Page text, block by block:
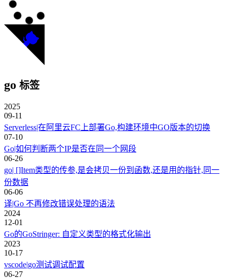
go 标签
2025
09-11
Serverless|在阿里云FC上部署Go,构建环境中GO版本的切换
07-10
Go|如何判断两个IP是否在同一个网段
06-26
go| []Item类型的传参,是会拷贝一份到函数,还是用的指针,同一
份数据
06-06
译|Go 不再修改错误处理的语法
2024
12-01
Go的GoStringer: 自定义类型的格式化输出
2023
10-17
vscode|go测试调试配置
06-27